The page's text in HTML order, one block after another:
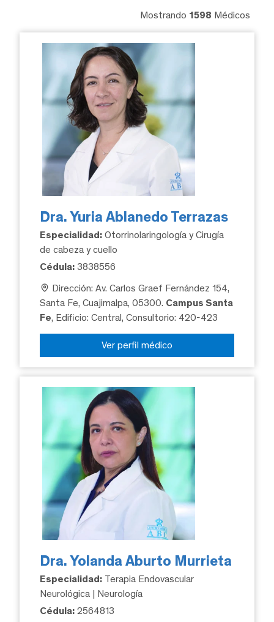
Mostrando 1598 Médicos
Dra. Yuria Ablanedo Terrazas
Especialidad: Otorrinolaringología y Cirugía
de cabeza y cuello
Cédula: 3838556
Dirección: Av. Carlos Graef Fernández 154,
Santa Fe, Cuajimalpa, 05300. Campus Santa
Fe, Edificio: Central, Consultorio: 420-423
Ver perfil médico
Dra. Yolanda Aburto Murrieta
Especialidad: Terapia Endovascular
Neurológica | Neurología
Cédula: 2564813